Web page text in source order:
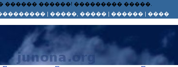
� ������ ������! ��������� �����.
| �����, ����� | ������ | ����